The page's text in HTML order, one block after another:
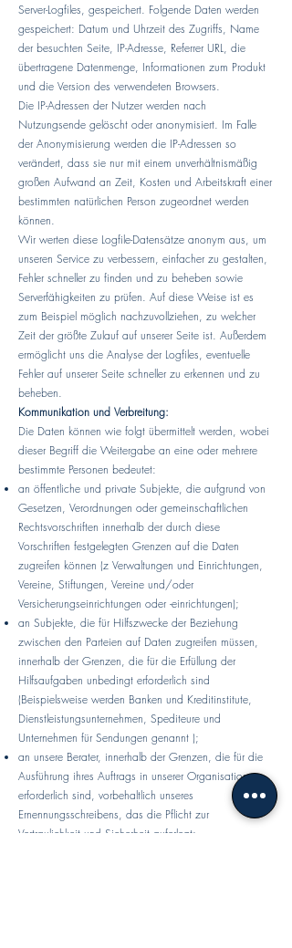
Server-Logfiles, gespeichert. Folgende Daten werden
gespeichert: Datum und Uhrzeit des Zugriffs, Name
der besuchten Seite, IP-Adresse, Referrer URL, die
übertragene Datenmenge, Informationen zum Produkt
und die Version des verwendeten Browsers.
Die IP-Adressen der Nutzer werden nach
Nutzungsende gelöscht oder anonymisiert. Im Falle
der Anonymisierung werden die IP-Adressen so
verändert, dass sie nur mit einem unverhältnismäßig
großen Aufwand an Zeit, Kosten und Arbeitskraft einer
bestimmten natürlichen Person zugeordnet werden
können.
Wir werten diese Logfile-Datensätze anonym aus, um
unseren Service zu verbessern, einfacher zu gestalten,
Fehler schneller zu finden und zu beheben sowie
Serverfähigkeiten zu prüfen. Auf diese Weise ist es
zum Beispiel möglich nachzuvollziehen, zu welcher
Zeit der größte Zulauf auf unserer Seite ist. Außerdem
ermöglicht uns die Analyse der Logfiles, eventuelle
Fehler auf unserer Seite schneller zu erkennen und zu
beheben.
Kommunikation und Verbreitung:
Die Daten können wie folgt übermittelt werden, wobei
dieser Begriff die Weitergabe an eine oder mehrere
bestimmte Personen bedeutet:
an öffentliche und private Subjekte, die aufgrund von
Gesetzen, Verordnungen oder gemeinschaftlichen
Rechtsvorschriften innerhalb der durch diese
Vorschriften festgelegten Grenzen auf die Daten
zugreifen können (z Verwaltungen und Einrichtungen,
Vereine, Stiftungen, Vereine und/oder
Versicherungseinrichtungen oder -einrichtungen);
an Subjekte, die für Hilfszwecke der Beziehung
zwischen den Parteien auf Daten zugreifen müssen,
innerhalb der Grenzen, die für die Erfüllung der
Hilfsaufgaben unbedingt erforderlich sind
(Beispielsweise werden Banken und Kreditinstitute,
Dienstleistungsunternehmen, Spediteure und
Unternehmen für Sendungen genannt );
an unsere Berater, innerhalb der Grenzen, die für die
Ausführung ihres Auftrags in unserer Organisation
erforderlich sind, vorbehaltlich unseres
Ernennungsschreibens, das die Pflicht zur
Vertraulichkeit und Sicherheit auferlegt;